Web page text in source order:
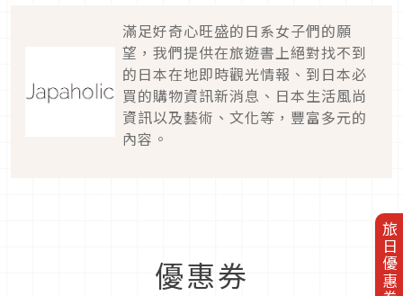
旅日優惠券
滿足好奇心旺盛的日系女子們的願
望，我們提供在旅遊書上絕對找不到
的日本在地即時觀光情報、到日本必
買的購物資訊新消息、日本生活風尚
資訊以及藝術、文化等，豐富多元的
內容。
優惠券